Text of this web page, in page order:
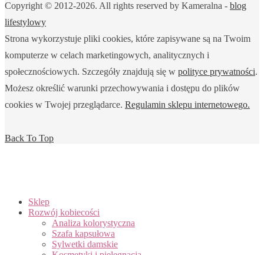
Copyright © 2012-2026. All rights reserved by Kameralna - blog
lifestylowy
Strona wykorzystuje pliki cookies, które zapisywane są na Twoim
komputerze w celach marketingowych, analitycznych i
społecznościowych. Szczegóły znajdują się w polityce prywatności.
Możesz określić warunki przechowywania i dostępu do plików
cookies w Twojej przeglądarce. Regulamin sklepu internetowego.
Back To Top
Sklep
Rozwój kobiecości
Analiza kolorystyczna
Szafa kapsułowa
Sylwetki damskie